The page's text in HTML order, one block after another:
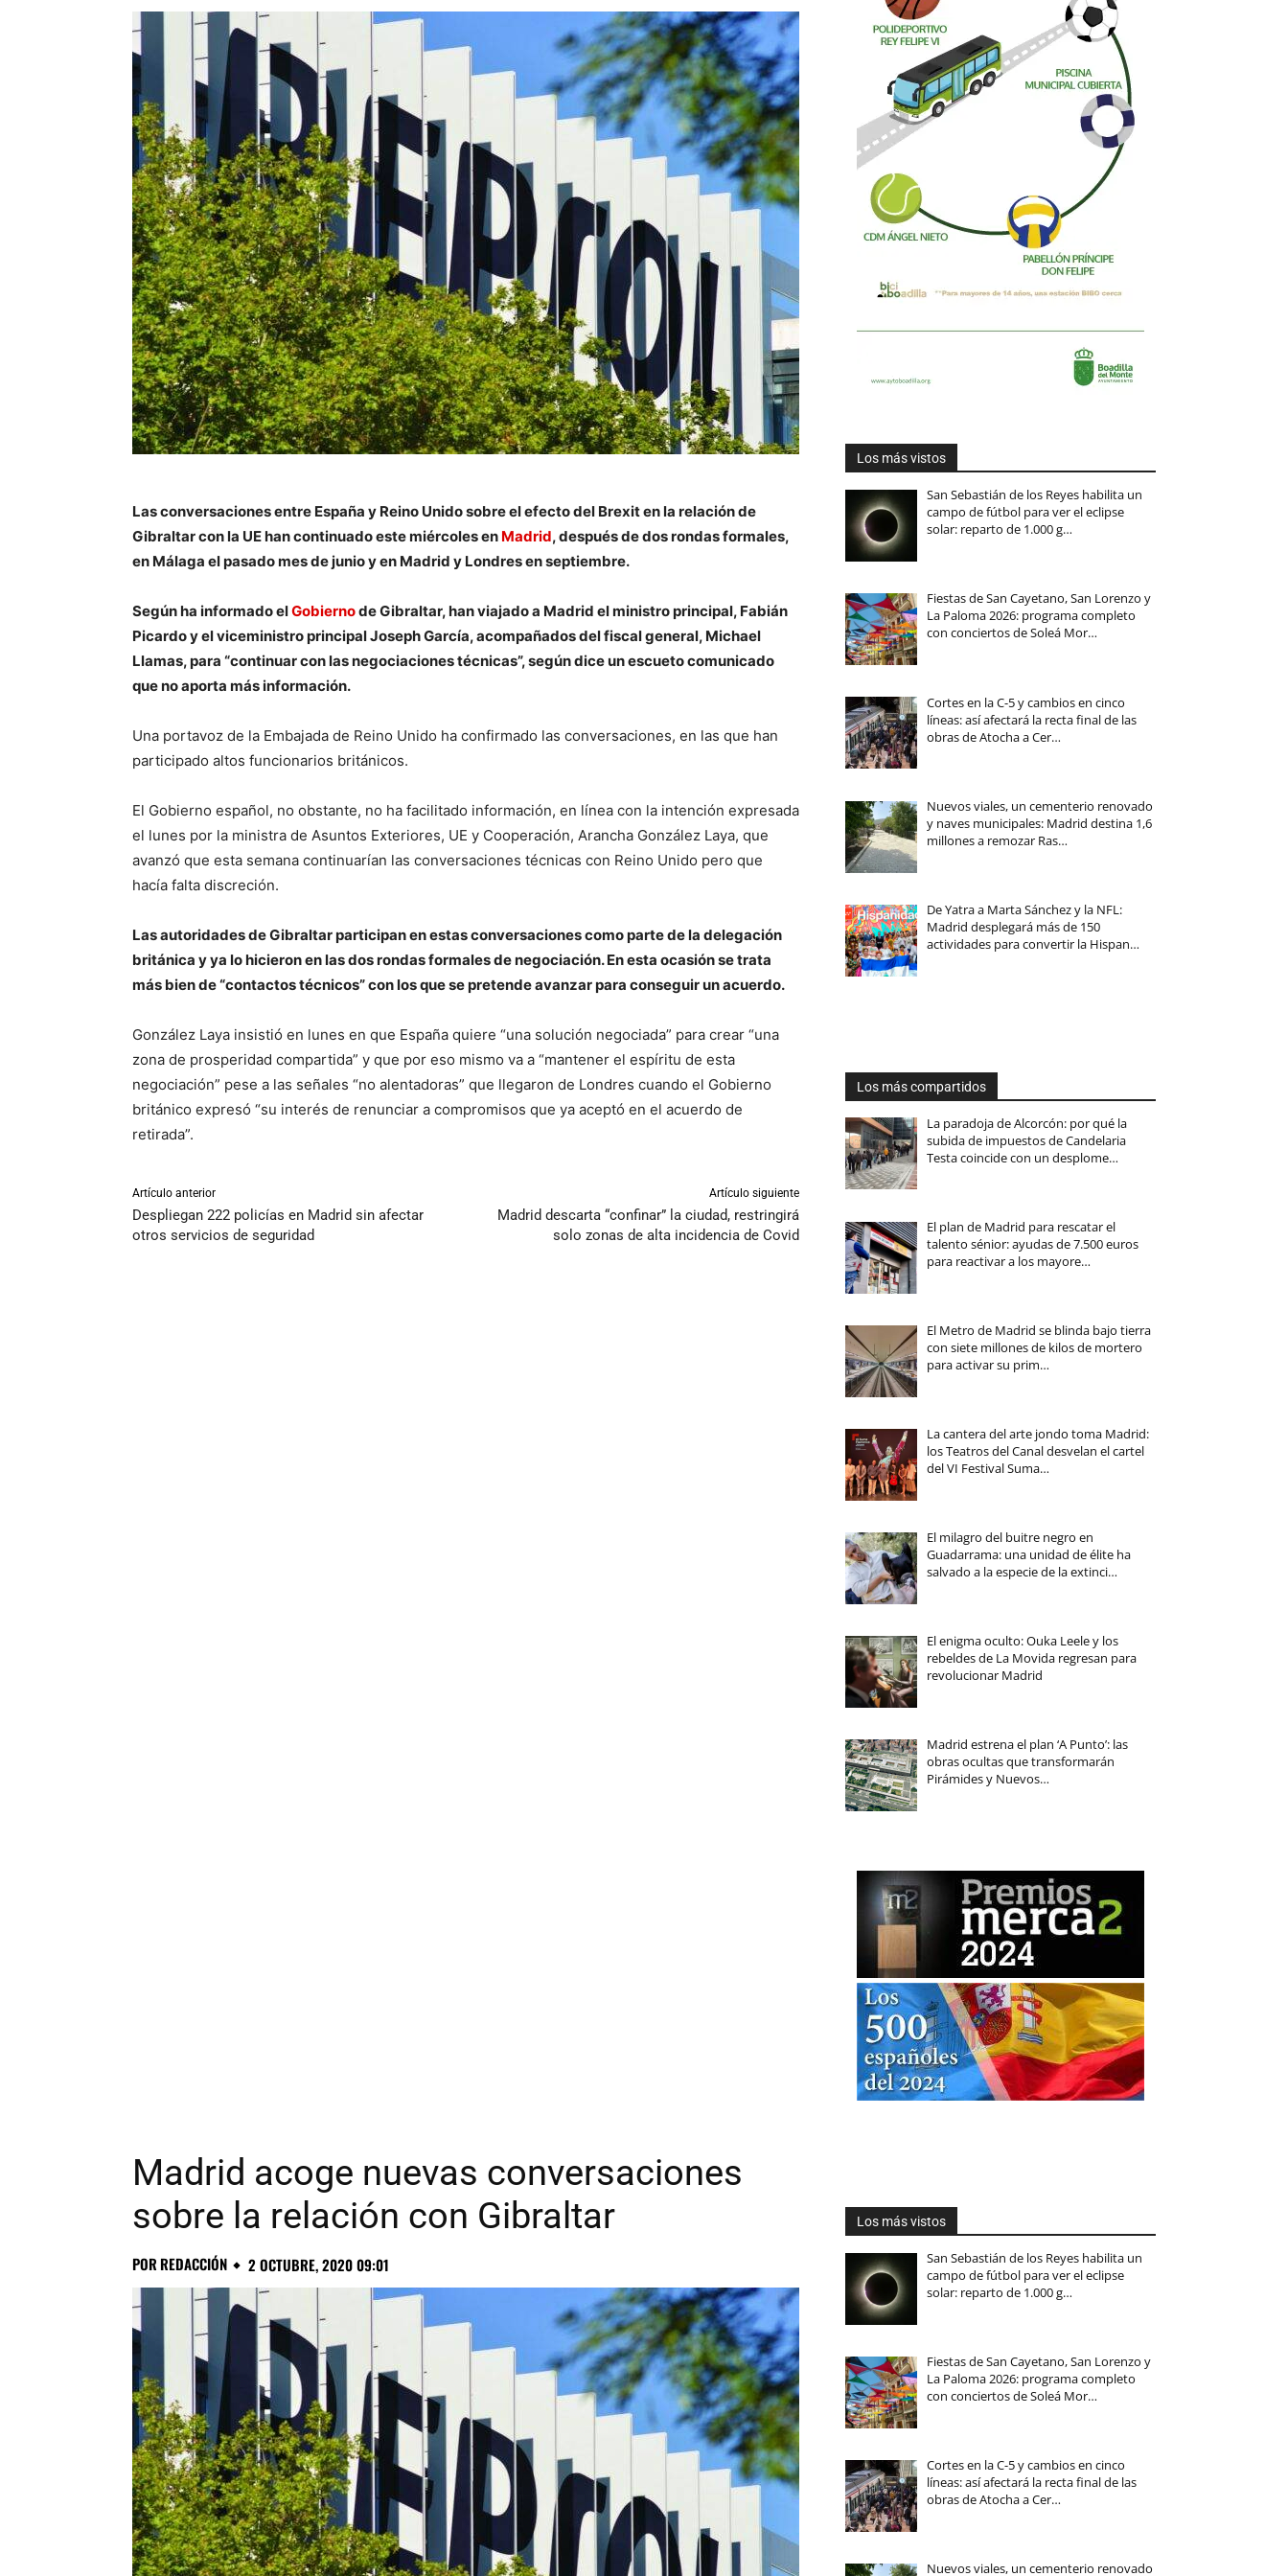
Las conversaciones entre España y Reino Unido sobre el efecto del Brexit en la relación de
Gibraltar con la UE han continuado este miércoles en Madrid, después de dos rondas formales,
en Málaga el pasado mes de junio y en Madrid y Londres en septiembre.
Según ha informado elGobiernode Gibraltar, han viajado a Madrid el ministro principal, Fabián
Picardo y el viceministro principal Joseph García, acompañados del fiscal general, Michael
Llamas, para “continuar con las negociaciones técnicas”, según dice un escueto comunicado
que no aporta más información.
Una portavoz de la Embajada de Reino Unido ha confirmado las conversaciones, en las que han
participado altos funcionarios británicos.
El Gobierno español, no obstante, no ha facilitado información, en línea con la intención expresada
el lunes por la ministra de Asuntos Exteriores, UE y Cooperación, Arancha González Laya, que
avanzó que esta semana continuarían las conversaciones técnicas con Reino Unido pero que
hacía falta discreción.
Las autoridades de Gibraltar participan en estas conversaciones como parte de la delegación
británica y ya lo hicieron en las dos rondas formales de negociación. En esta ocasión se trata
más bien de “contactos técnicos” con los que se pretende avanzar para conseguir un acuerdo.
González Laya insistió en lunes en que España quiere “una solución negociada” para crear “una
zona de prosperidad compartida” y que por eso mismo va a “mantener el espíritu de esta
negociación” pese a las señales “no alentadoras” que llegaron de Londres cuando el Gobierno
británico expresó “su interés de renunciar a compromisos que ya aceptó en el acuerdo de
retirada”.
Artículo anterior
Despliegan 222 policías en Madrid sin afectar
otros servicios de seguridad
Artículo siguiente
Madrid descarta “confinar” la ciudad, restringirá
solo zonas de alta incidencia de Covid
Los más vistos
San Sebastián de los Reyes habilita un
campo de fútbol para ver el eclipse
solar: reparto de 1.000 g…
Fiestas de San Cayetano, San Lorenzo y
La Paloma 2026: programa completo
con conciertos de Soleá Mor…
Cortes en la C-5 y cambios en cinco
líneas: así afectará la recta final de las
obras de Atocha a Cer…
Nuevos viales, un cementerio renovado
y naves municipales: Madrid destina 1,6
millones a remozar Ras…
De Yatra a Marta Sánchez y la NFL:
Madrid desplegará más de 150
actividades para convertir la Hispan…
Los más compartidos
La paradoja de Alcorcón: por qué la
subida de impuestos de Candelaria
Testa coincide con un desplome…
El plan de Madrid para rescatar el
talento sénior: ayudas de 7.500 euros
para reactivar a los mayore…
El Metro de Madrid se blinda bajo tierra
con siete millones de kilos de mortero
para activar su prim…
La cantera del arte jondo toma Madrid:
los Teatros del Canal desvelan el cartel
del VI Festival Suma…
El milagro del buitre negro en
Guadarrama: una unidad de élite ha
salvado a la especie de la extinci…
El enigma oculto: Ouka Leele y los
rebeldes de La Movida regresan para
revolucionar Madrid
Madrid estrena el plan ‘A Punto’: las
obras ocultas que transformarán
Pirámides y Nuevos…
Madrid acoge nuevas conversaciones
sobre la relación con Gibraltar
PORREDACCIÓN 2 OCTUBRE, 2020 09:01
Los más vistos
San Sebastián de los Reyes habilita un
campo de fútbol para ver el eclipse
solar: reparto de 1.000 g…
Fiestas de San Cayetano, San Lorenzo y
La Paloma 2026: programa completo
con conciertos de Soleá Mor…
Cortes en la C-5 y cambios en cinco
líneas: así afectará la recta final de las
obras de Atocha a Cer…
Nuevos viales, un cementerio renovado